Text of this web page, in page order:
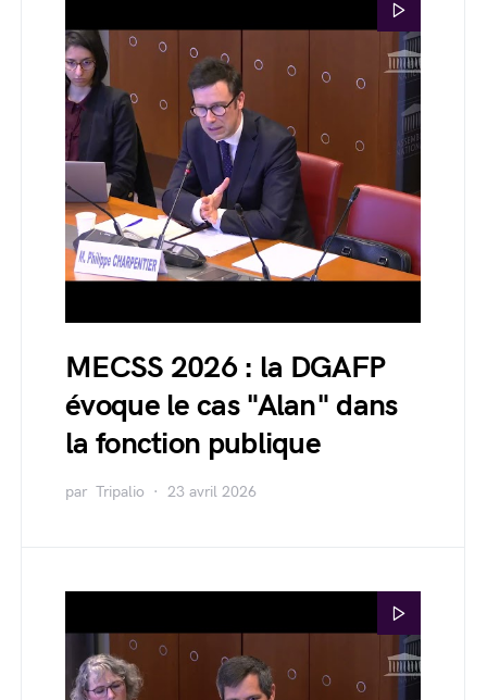
MECSS 2026 : la DGAFP
évoque le cas "Alan" dans
la fonction publique
par Tripalio 23 avril 2026